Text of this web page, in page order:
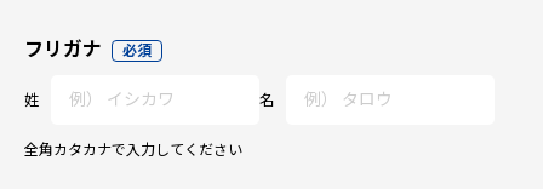
フリガナ 必須
姓 名
全角カタカナで入力してください